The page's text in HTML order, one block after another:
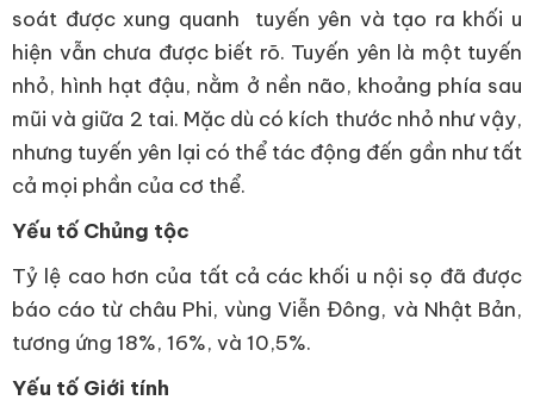
soát được xung quanh tuyến yên và tạo ra khối u
hiện vẫn chưa được biết rõ. Tuyến yên là một tuyến
nhỏ, hình hạt đậu, nằm ở nền não, khoảng phía sau
mũi và giữa 2 tai. Mặc dù có kích thước nhỏ như vậy,
nhưng tuyến yên lại có thể tác động đến gần như tất
cả mọi phần của cơ thể.
Yếu tố Chủng tộc
Tỷ lệ cao hơn của tất cả các khối u nội sọ đã được
báo cáo từ châu Phi, vùng Viễn Đông, và Nhật Bản,
tương ứng 18%, 16%, và 10,5%.
Yếu tố Giới tính